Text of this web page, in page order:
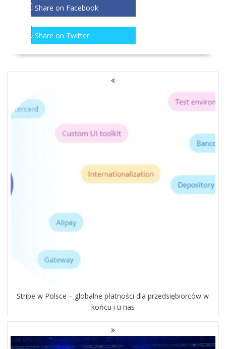
Share on Facebook
Share on Twitter
NAWIGACJA
WPISACH
Stripe w Polsce – globalne płatności dla przedsiębiorców w
końcu i u nas